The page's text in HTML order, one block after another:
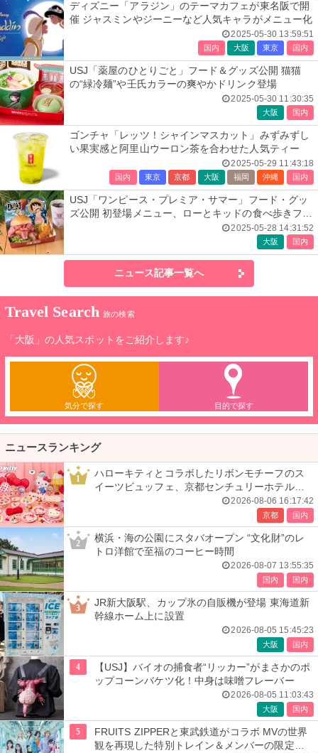
ディズニー「アラジン」のテーマカフェが東名阪で開
催 ジャスミンやジーニーなど人気キャラがメニュー化
2025-05-30 13:59:51
国内 大阪 東京 国内
USJ「薬屋のひとりごと」フード＆グッズ公開 猫猫
の“緑冷麺”や壬氏カラーの爽やかドリンク登場
2025-05-30 11:30:35
大阪 国内
ゴンチャ「レッツ！シャインマスカット」みずみずし
い果実感と阿里山ウーロン茶を合わせた人気ティー
2025-05-29 11:43:18
国内 東京 京都 大阪 福岡 沖縄 国内
USJ「ワンピース・プレミア・サマー」フード・グッ
ズ公開 初登場メニュー、ローとキッドの食べ歩きフー
2025-05-28 14:31:52
大阪 国内
ニュース記事一覧へ
Travel Search 旅の検索
「大阪」の人気スポットをご紹介します♪
気分で探す 目的で探す
ニュースランキング
1
ハローキティとコラボしたリボンモチーフのス
イーツビュッフェ、京都センチュリーホテルで
2026-08-06 16:17:42
京都 国内
2
横浜・海の公園にスタバオープン “文化財”のレ
トロ洋館で至福のコーヒー時間
2026-08-07 13:55:35
国内 国内
3
JR新大阪駅、カップ氷の自販機が登場 東海道新
幹線ホーム上に設置
2026-08-05 15:45:23
大阪 国内
4
【USJ】バイオの捕食者“リッカー”がまさかのポ
ップコーンバケツ化！中身は味噌フレーバー
2026-08-05 11:03:43
大阪 国内
5
FRUITS ZIPPERと東武鉄道がコラボ MVの世界
観を再現した特別トレイン＆メンバーの限定ア